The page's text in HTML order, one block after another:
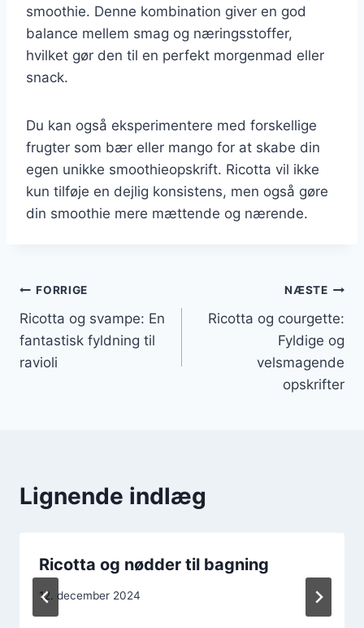
smoothie. Denne kombination giver en god
balance mellem smag og næringsstoffer,
hvilket gør den til en perfekt morgenmad eller
snack.
Du kan også eksperimentere med forskellige
frugter som bær eller mango for at skabe din
egen unikke smoothieopskrift. Ricotta vil ikke
kun tilføje en dejlig konsistens, men også gøre
din smoothie mere mættende og nærende.
Indlægsnavigation
FORRIGE
Ricotta og svampe: En
fantastisk fyldning til
ravioli
NÆSTE
Ricotta og courgette:
Fyldige og
velsmagende
opskrifter
Lignende indlæg
Ricotta og nødder til bagning
12. december 2024